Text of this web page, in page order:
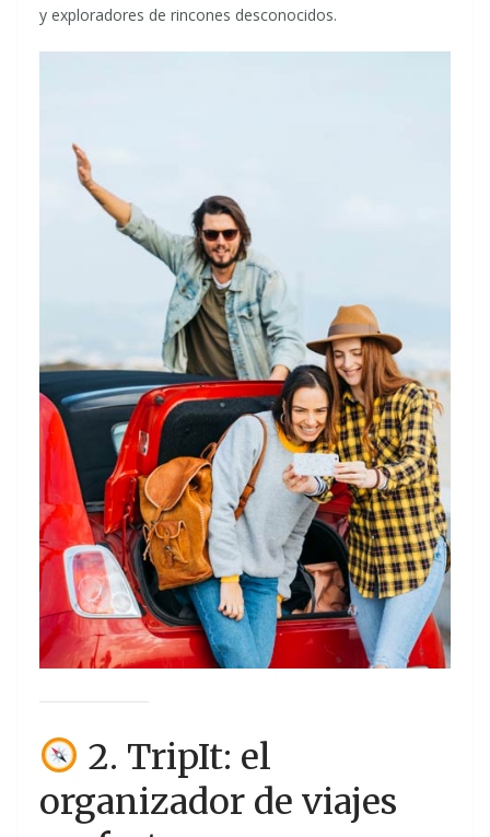
y exploradores de rincones desconocidos.
2. TripIt: el
organizador de viajes